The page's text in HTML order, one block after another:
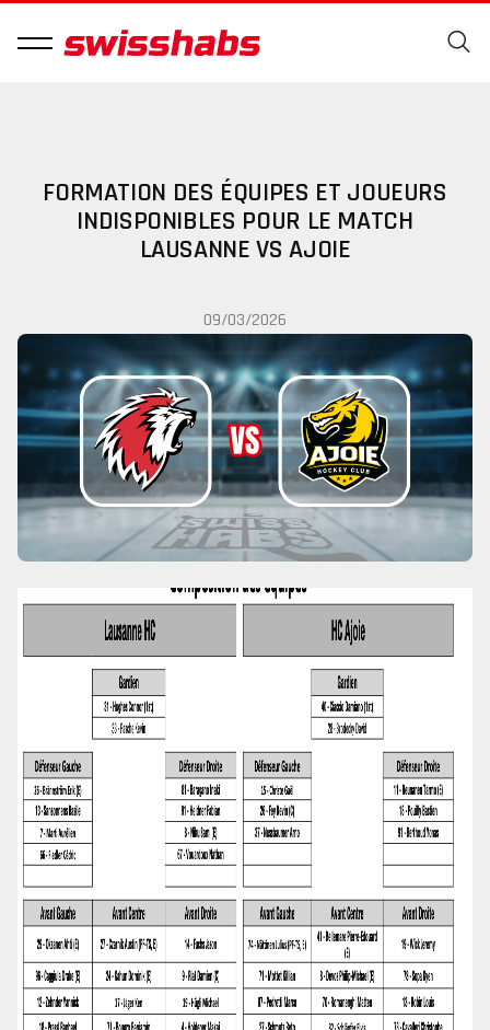
FORMATION DES ÉQUIPES ET JOUEURS
INDISPONIBLES POUR LE MATCH
LAUSANNE VS AJOIE
09/03/2026